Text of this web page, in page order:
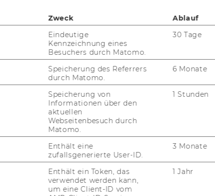
Zweck Ablauf
Eindeutige
Kennzeichnung eines
Besuchers durch Matomo.
30 Tage
Speicherung des Referrers
durch Matomo.
6 Monate
Speicherung von
Informationen über den
aktuellen
Webseitenbesuch durch
Matomo.
1 Stunden
Enthält eine
zufallsgenerierte User-ID.
3 Monate
Enthält ein Token, das
verwendet werden kann,
um eine Client-ID vom
1 Jahr